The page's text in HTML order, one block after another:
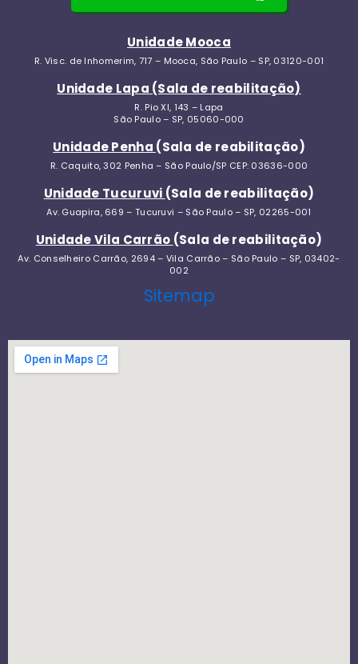
Unidade Mooca
R. Visc. de Inhomerim, 717 – Mooca, São Paulo – SP, 03120-001
Unidade Lapa (Sala de reabilitação)
R. Pio XI, 143 – Lapa
São Paulo – SP, 05060-000
Unidade Penha (Sala de reabilitação)
R. Caquito, 302 Penha – São Paulo/SP CEP: 03636-000
Unidade Tucuruvi (Sala de reabilitação)
Av. Guapira, 669 – Tucuruvi – São Paulo – SP, 02265-001
Unidade Vila Carrão (Sala de reabilitação)
Av. Conselheiro Carrão, 2694 – Vila Carrão – São Paulo – SP, 03402-
002
Sitemap